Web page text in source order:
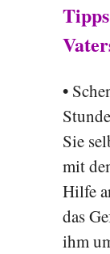
•
Sie
mit
Hilfe
das
ihm